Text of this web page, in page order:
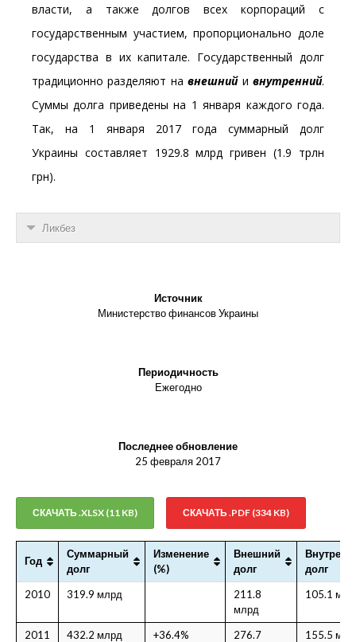
власти, а также долгов всех корпораций с
государственным участием, пропорционально доле
государства в их капитале. Государственный долг
традиционно разделяют навнешнийивнутренний.
Суммы долга приведены на 1 января каждого года.
Так, на 1 января 2017 года суммарный долг
Украины составляет 1929.8 млрд гривен (1.9 трлн
грн).
Ликбез
Источник
Министерство финансов Украины
Периодичность
Ежегодно
Последнее обновление
25 февраля 2017
СКАЧАТЬ .XLSX (11 KB) СКАЧАТЬ .PDF (334 KB)
Год
Суммарный
долг
Изменение
(%)
Внешний
долг
долг
2010
319.9 млрд
211.8
млрд
105.1
2011 432.2 млрд +36.4%
276.7
155.5